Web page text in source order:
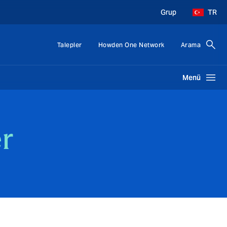
Grup TR
Talepler Howden One Network Arama
Menü